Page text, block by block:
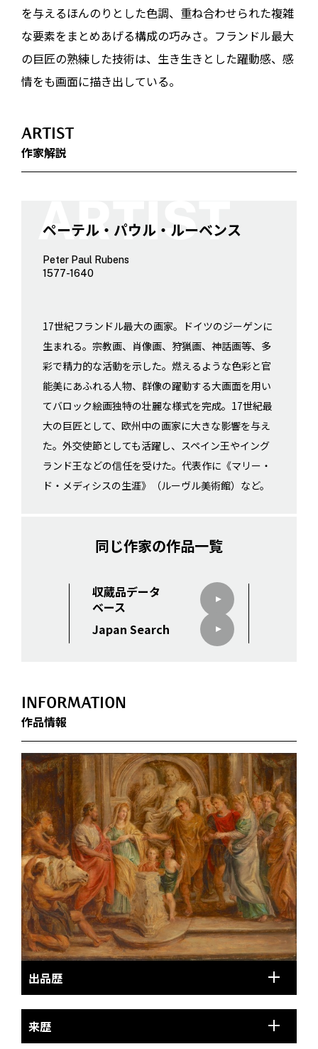
を与えるほんのりとした色調、重ね合わせられた複雑
な要素をまとめあげる構成の巧みさ。フランドル最大
の巨匠の熟練した技術は、生き生きとした躍動感、感
情をも画面に描き出している。
ARTIST
作家解説
ペーテル・パウル・ルーベンス
Peter Paul Rubens
1577-1640
17世紀フランドル最大の画家。ドイツのジーゲンに
生まれる。宗教画、肖像画、狩猟画、神話画等、多
彩で精力的な活動を示した。燃えるような色彩と官
能美にあふれる人物、群像の躍動する大画面を用い
てバロック絵画独特の壮麗な様式を完成。17世紀最
大の巨匠として、欧州中の画家に大きな影響を与え
た。外交使節としても活躍し、スペイン王やイング
ランド王などの信任を受けた。代表作に《マリー・
ド・メディシスの生涯》（ルーヴル美術館）など。
同じ作家の作品一覧
収蔵品データ
ベース
Japan Search
INFORMATION
作品情報
出品歴
来歴